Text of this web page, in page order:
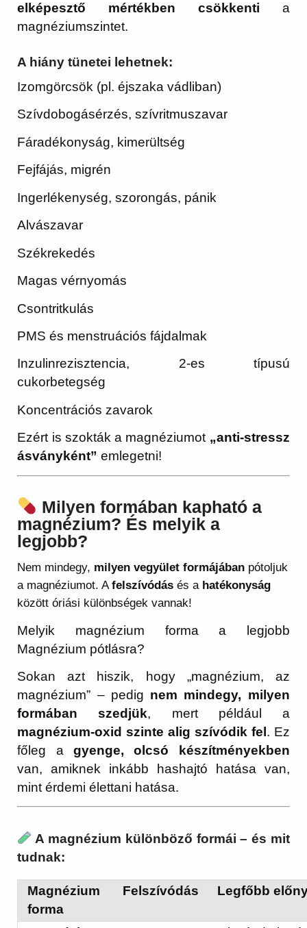
elképesztő mértékben csökkenti a
magnéziumszintet.
A hiány tünetei lehetnek:
Izomgörcsök (pl. éjszaka vádliban)
Szívdobogásérzés, szívritmuszavar
Fáradékonyság, kimerültség
Fejfájás, migrén
Ingerlékenység, szorongás, pánik
Alvászavar
Székrekedés
Magas vérnyomás
Csontritkulás
PMS és menstruációs fájdalmak
Inzulinrezisztencia, 2-es típusú
cukorbetegség
Koncentrációs zavarok
Ezért is szokták a magnéziumot „anti-stressz
ásványként” emlegetni!
Milyen formában kapható a
magnézium? És melyik a
legjobb?
Nem mindegy, milyen vegyület formájában pótoljuk
a magnéziumot. Afelszívódás és a hatékonyság
között óriási különbségek vannak!
Melyik magnézium forma a legjobb
Magnézium pótlásra?
Sokan azt hiszik, hogy „magnézium, az
magnézium” – pedig nem mindegy, milyen
formában szedjük, mert például a
magnézium-oxid szinte alig szívódik fel . Ez
főleg a gyenge, olcsó készítményekben
van, amiknek inkább hashajtó hatása van,
mint érdemi élettani hatása.
A magnézium különböző formái – és mit
tudnak:
Magnézium
forma
Felszívódás Legfőbb